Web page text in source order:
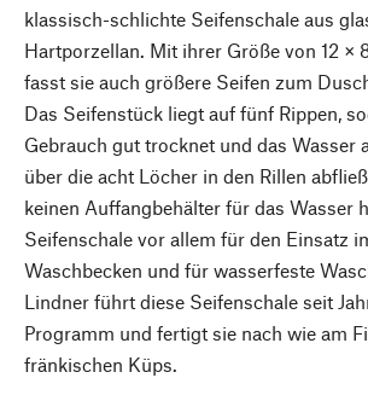
klassisch-schlichte Seifenschale aus
Hartporzellan. Mit ihrer Größe von 12 ×
fasst sie auch größere Seifen zum
Das Seifenstück liegt auf fünf Rippen,
Gebrauch gut trocknet und das Wasser
über die acht Löcher in den Rillen
keinen Auffangbehälter für das Wasser
Seifenschale vor allem für den Einsatz
Waschbecken und für wasserfeste
Lindner führt diese Seifenschale seit
Programm und fertigt sie nach wie am
fränkischen Küps.